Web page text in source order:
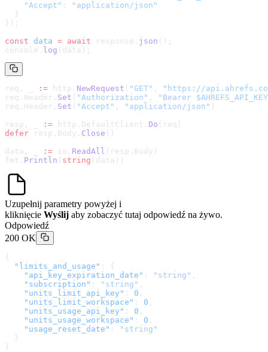
    "Accept"
:
"application/json"
  }
});
const data = await response. json ();
console. log (data);
req, _ := http. NewRequest ( "GET" , " https://
req.Header. Set ( "Authorization" ,
"Bearer
req.Header. Set ( "Accept" , "application/json" )
resp, _
:= http.DefaultClient. Do (req)
defer resp.Body. Close ()
data, _
:= io. ReadAll (resp.Body)
fmt. Println ( string (data))
Uzupełnij parametry powyżej i
kliknięcie Wyślij aby zobaczyć tutaj odpowiedź na żywo.
Odpowiedź
200 OK
{
  "limits_and_usage"
: {
    "api_key_expiration_date"
: "string" ,
    "subscription"
: "string" ,
    "units_limit_api_key"
: 0 ,
    "units_limit_workspace"
: 0 ,
    "units_usage_api_key"
: 0 ,
    "units_usage_workspace"
: 0 ,
    "usage_reset_date"
:
"string"
  }
}